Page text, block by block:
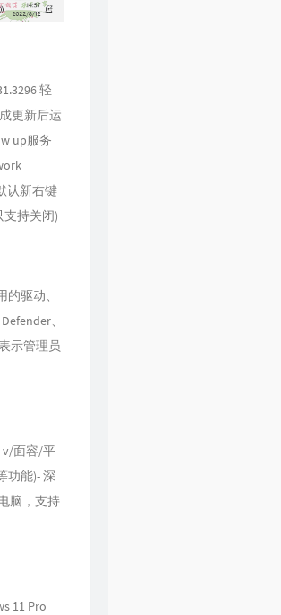
轻
更新后运
up服务
认新右键
支持关闭)
驱动、
、
示管理员
v/面容/平
功能)- 深
脑，支持
11 Pro